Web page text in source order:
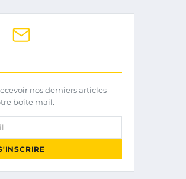
nos derniers articles
boîte mail.